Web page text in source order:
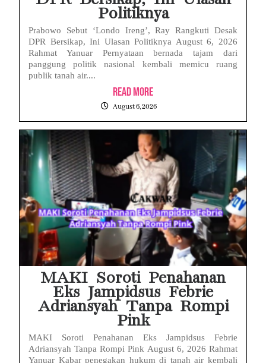
Politiknya
Prabowo Sebut ‘Londo Ireng’, Ray Rangkuti Desak
DPR Bersikap, Ini Ulasan Politiknya August 6, 2026
Rahmat Yanuar Pernyataan bernada tajam dari
panggung politik nasional kembali memicu ruang
publik tanah air....
Read More
August 6, 2026
MAKI Soroti Penahanan
Eks Jampidsus Febrie
Adriansyah Tanpa Rompi
Pink
MAKI Soroti Penahanan Eks Jampidsus Febrie
Adriansyah Tanpa Rompi Pink August 6, 2026 Rahmat
Yanuar Kabar penegakan hukum di tanah air kembali